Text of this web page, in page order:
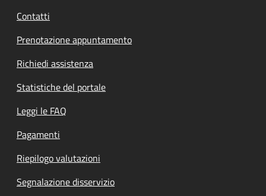
Contatti
Prenotazione appuntamento
Richiedi assistenza
Statistiche del portale
Leggi le FAQ
Pagamenti
Riepilogo valutazioni
Segnalazione disservizio